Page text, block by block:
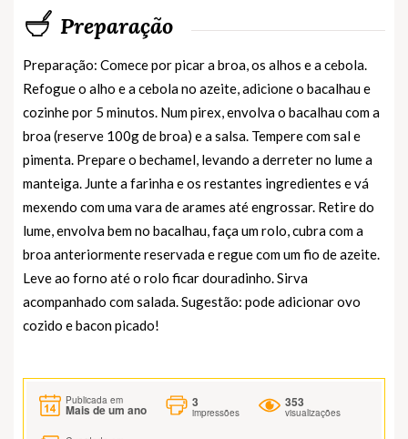
Preparação
Preparação: Comece por picar a broa, os alhos e a cebola.
Refogue o alho e a cebola no azeite, adicione o bacalhau e
cozinhe por 5 minutos. Num pirex, envolva o bacalhau com a
broa (reserve 100g de broa) e a salsa. Tempere com sal e
pimenta. Prepare o bechamel, levando a derreter no lume a
manteiga. Junte a farinha e os restantes ingredientes e vá
mexendo com uma vara de arames até engrossar. Retire do
lume, envolva bem no bacalhau, faça um rolo, cubra com a
broa anteriormente reservada e regue com um fio de azeite.
Leve ao forno até o rolo ficar douradinho. Sirva
acompanhado com salada. Sugestão: pode adicionar ovo
cozido e bacon picado!
Publicada em
Mais de um ano
3
impressões
353
visualizações